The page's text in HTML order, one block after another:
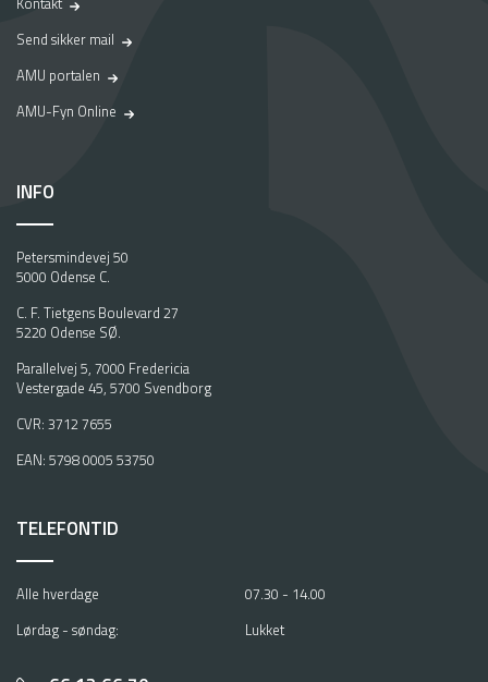
Send sikker mail
AMU portalen
AMU-Fyn Online
INFO
Petersmindevej 50
5000 Odense C.
C. F. Tietgens Boulevard 27
5220 Odense SØ.
Parallelvej 5, 7000 Fredericia
Vestergade 45, 5700 Svendborg
CVR: 3712 7655
EAN: 5798 0005 53750
TELEFONTID
Alle hverdage
07.30 - 14.00
Lørdag - søndag:
Lukket